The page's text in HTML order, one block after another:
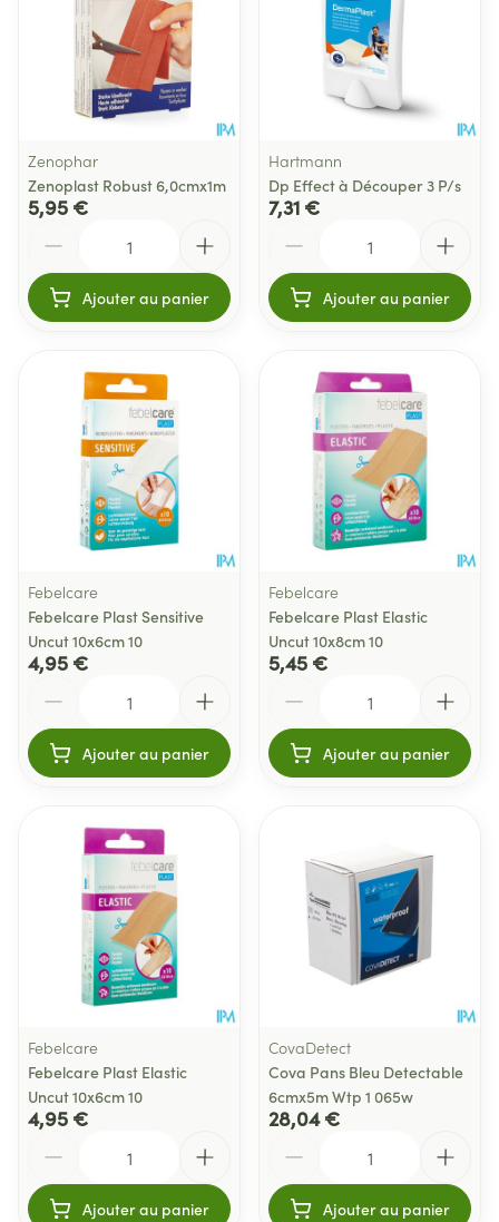
Zenophar
Zenoplast Robust 6,0cmx1m
5,95 €
Ajouter au panier
Hartmann
Dp Effect à Découper 3 P/s
7,31 €
Ajouter au panier
Febelcare
Febelcare Plast Sensitive
Uncut 10x6cm 10
4,95 €
Ajouter au panier
Febelcare
Febelcare Plast Elastic
Uncut 10x8cm 10
5,45 €
Ajouter au panier
Febelcare
Febelcare Plast Elastic
Uncut 10x6cm 10
4,95 €
Ajouter au panier
CovaDetect
Cova Pans Bleu Detectable
6cmx5m Wtp 1 065w
28,04 €
Ajouter au panier